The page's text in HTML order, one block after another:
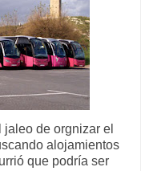
de orgnizar el
alojamientos
que podría ser